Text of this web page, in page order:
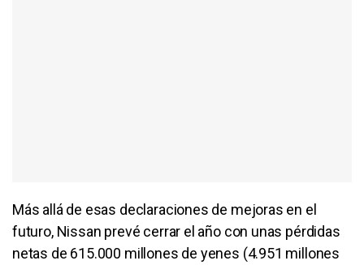
Más allá de esas declaraciones de mejoras en el
futuro, Nissan prevé cerrar el año con unas pérdidas
netas de 615.000 millones de yenes (4.951 millones